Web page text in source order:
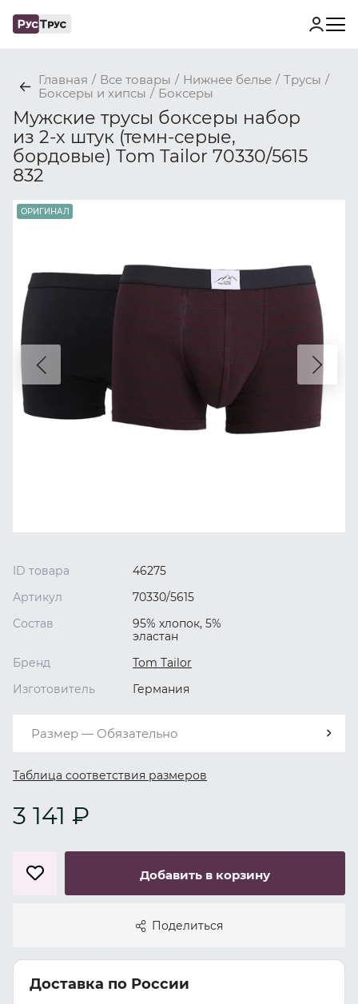
Главная / Все товары / Нижнее белье / Трусы /
Боксеры и хипсы / Боксеры
Мужские трусы боксеры набор
из 2-х штук (темн-серые,
бордовые) Tom Tailor 70330/5615
832
ОРИГИНАЛ
ID товара
46275
Артикул
70330/5615
Состав
95% хлопок, 5%
эластан
Бренд
Tom Tailor
Изготовитель
Германия
Размер — Обязательно
Таблица соответствия размеров
3 141 ₽
Добавить в корзину
Поделиться
Доставка по России